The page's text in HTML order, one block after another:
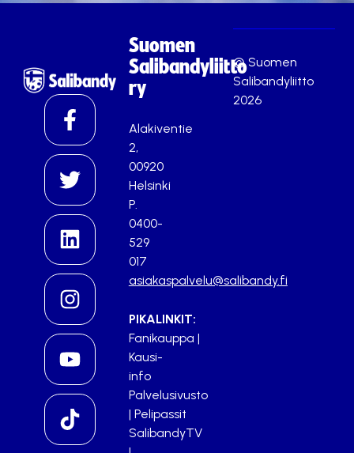
Suomen
Salibandyliitto
ry
Alakiventie
2,
00920
Helsinki
P.
0400-
529
017
asiakaspalvelu@salibandy.fi
PIKALINKIT:
Fanikauppa |
Kausi-
info
Palvelusivusto
| Pelipassit
SalibandyTV
© Suomen
Salibandyliitto
2026